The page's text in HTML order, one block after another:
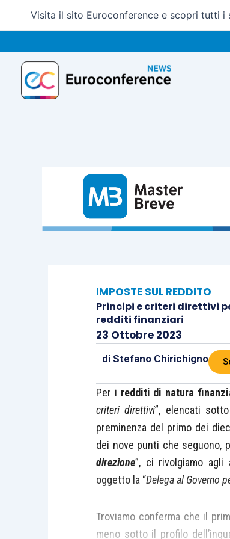
Visita il sito Euroconference e scopri tutti i
IMPOSTE SUL REDDITO
Principi e criteri direttivi
redditi finanziari
23 Ottobre 2023
di Stefano Chirichigno
Per i redditi di natura
criteri direttivi”, elencati
preminenza del primo dei
dei nove punti che seguono,
direzione”, ci rivolgiamo agli
oggetto la “Delega al Governo
Troviamo conferma che il
meno sotto il profilo